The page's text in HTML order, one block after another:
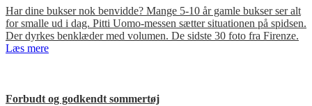
Har dine bukser nok benvidde? Mange 5-10 år gamle bukser ser alt
for smalle ud i dag. Pitti Uomo-messen sætter situationen på spidsen.
Der dyrkes benklæder med volumen. De sidste 30 foto fra Firenze.
Læs mere
Forbudt og godkendt sommertøj